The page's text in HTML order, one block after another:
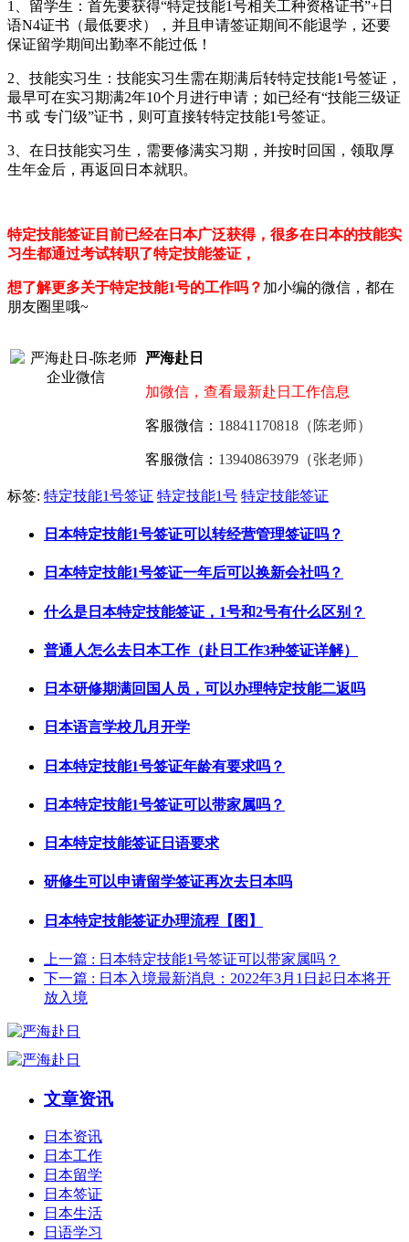
1、留学生：首先要获得“特定技能1号相关工种资格证书”+日
语N4证书（最低要求），并且申请签证期间不能退学，还要
保证留学期间出勤率不能过低！
2、技能实习生：技能实习生需在期满后转特定技能1号签证，
最早可在实习期满2年10个月进行申请；如已经有“技能三级证
书 或 专门级”证书，则可直接转特定技能1号签证。
3、在日技能实习生，需要修满实习期，并按时回国，领取厚
生年金后，再返回日本就职。
特定技能签证目前已经在日本广泛获得，很多在日本的技能实
习生都通过考试转职了特定技能签证，
想了解更多关于特定技能1号的工作吗？ 加小编的微信，都在
朋友圈里哦~
严海赴日
加微信，查看最新赴日工作信息
客服微信： 18841170818（陈老师）
客服微信： 13940863979（张老师）
标签: 特定技能1号签证 特定技能1号 特定技能签证
日本特定技能1号签证可以转经营管理签证吗？
日本特定技能1号签证一年后可以换新会社吗？
什么是日本特定技能签证，1号和2号有什么区别？
普通人怎么去日本工作（赴日工作3种签证详解）
日本研修期满回国人员，可以办理特定技能二返吗
日本语言学校几月开学
日本特定技能1号签证年龄有要求吗？
日本特定技能1号签证可以带家属吗？
日本特定技能签证日语要求
研修生可以申请留学签证再次去日本吗
日本特定技能签证办理流程【图】
上一篇 : 日本特定技能1号签证可以带家属吗？
下一篇 : 日本入境最新消息：2022年3月1日起日本将开
放入境
文章资讯
日本资讯
日本工作
日本留学
日本签证
日本生活
日语学习